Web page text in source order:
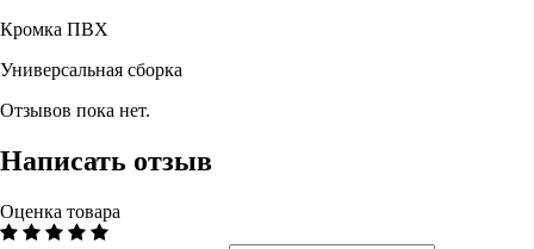
Кромка ПВХ
Универсальная сборка
Отзывов пока нет.
Написать отзыв
Оценка товара